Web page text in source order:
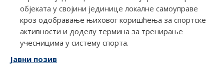
објеката у својини јединице локалне самоуправе
кроз одобравање њиховог коришћења за спортске
активности и доделу термина за тренирање
учесницима у систему спорта.
Јавни позив